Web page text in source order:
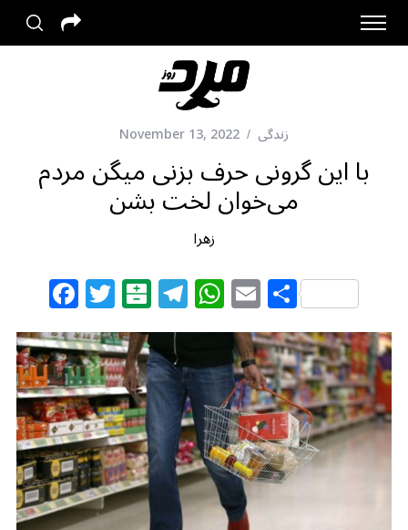
زندگی November 13, 2022
با این گرونی حرف بزنی میگن مردم
می‌خوان لخت بشن
زهرا
F
a
c
e
b
o
o
k
T
w
itt
e
r
B
al
at
ar
in
T
el
e
g
ra
m
W
h
at
s
A
p
p
E
m
ai
l
S
h
ar
e